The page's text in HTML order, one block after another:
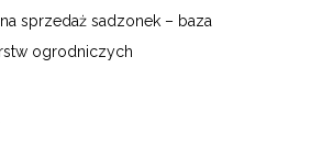
sprzedaż sadzonek – baza
ogrodniczych